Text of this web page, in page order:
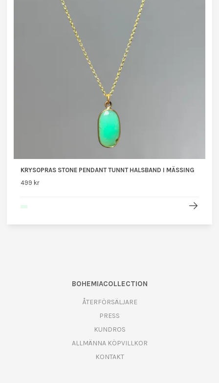
KRYSOPRAS STONE PENDANT TUNNT HALSBAND I MÄSSING
499 kr
BOHEMIACOLLECTION
ÅTERFÖRSÄLJARE
PRESS
KUNDROS
ALLMÄNNA KÖPVILLKOR
KONTAKT